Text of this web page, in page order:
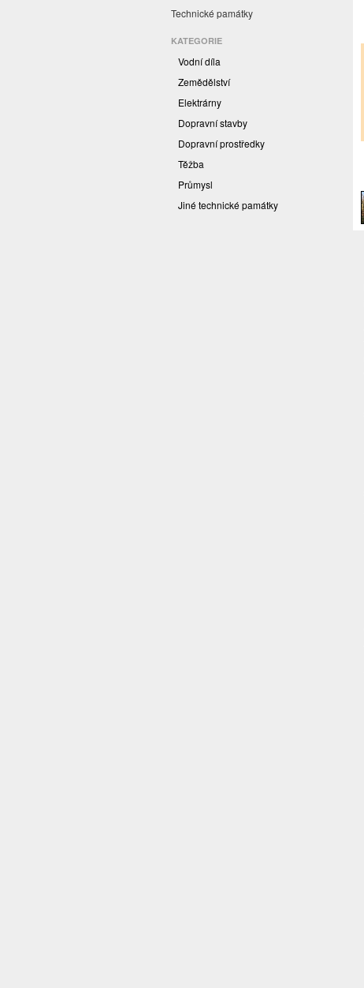
Technické památky
KATEGORIE
Vodní díla
Zemědělství
Elektrárny
Dopravní stavby
Dopravní prostředky
Těžba
Průmysl
Jiné technické památky